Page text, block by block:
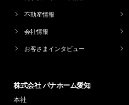
不動産情報
会社情報
お客さまインタビュー
株式会社 パナホーム愛知
本社